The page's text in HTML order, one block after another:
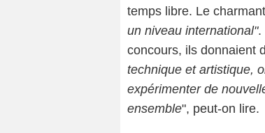
temps libre. Le
un niveau international".
concours, ils donnaient
technique et artistique,
expérimenter de
ensemble", peut-on lire.